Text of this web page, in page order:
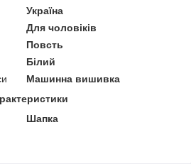
Україна
Для чоловіків
Повсть
Білий
Машинна вишивка
Шапка